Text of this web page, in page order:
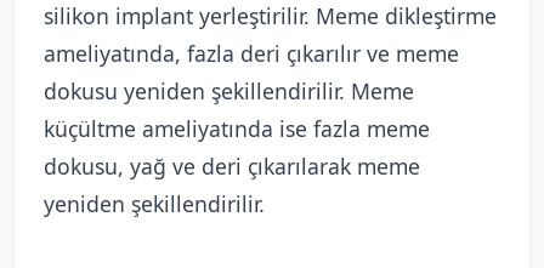
silikon implant yerleştirilir. Meme dikleştirme
ameliyatında, fazla deri çıkarılır ve meme
dokusu yeniden şekillendirilir. Meme
küçültme ameliyatında ise fazla meme
dokusu, yağ ve deri çıkarılarak meme
yeniden şekillendirilir.